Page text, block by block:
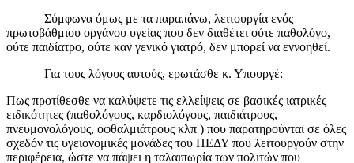
Σύμφωνα όμως με τα παραπάνω, λειτουργία ενός
πρωτοβάθμιου οργάνου υγείας που δεν διαθέτει ούτε παθολόγο,
ούτε παιδίατρο, ούτε καν γενικό γιατρό, δεν μπορεί να εννοηθεί.
Για τους λόγους αυτούς, ερωτάσθε κ. Υπουργέ:
Πως προτίθεσθε να καλύψετε τις ελλείψεις σε βασικές ιατρικές
ειδικότητες (παθολόγους, καρδιολόγους, παιδιάτρους,
πνευμονολόγους, οφθαλμιάτρους κλπ ) που παρατηρούνται σε όλες
σχεδόν τις υγειονομικές μονάδες του ΠΕΔΥ που λειτουργούν στην
περιφέρεια, ώστε να πάψει η ταλαιπωρία των πολιτών που